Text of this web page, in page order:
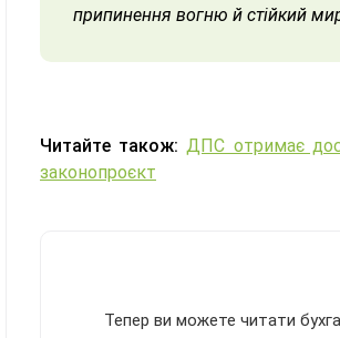
припинення вогню й стійкий
Читайте також:ДПС отримає
законопроєкт
Тепер ви можете читати